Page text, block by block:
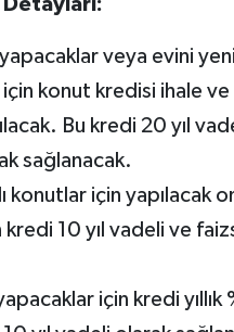
veya evini
konut kredisi ihale
Bu kredi 20 yıl
sağlanacak.
konutlar için yapılacak
kredi 10 yıl vadeli ve
için kredi yıllık